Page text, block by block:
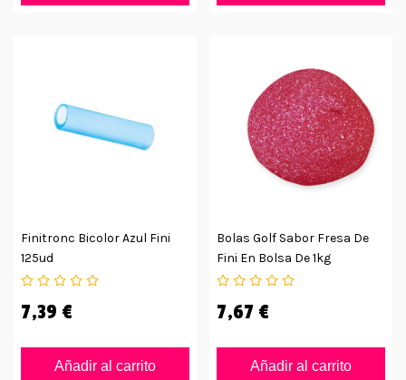
Finitronc Bicolor Azul Fini
125ud
7,39 €
Añadir al carrito
Bolas Golf Sabor Fresa De
Fini En Bolsa De 1kg
7,67 €
Añadir al carrito